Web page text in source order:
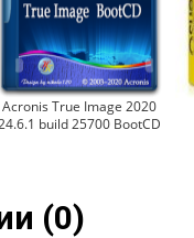
Acronis True Image 2020
build 25700 BootCD
(0)